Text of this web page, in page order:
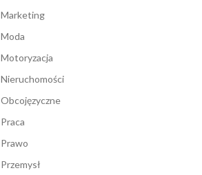
Marketing
Moda
Motoryzacja
Nieruchomości
Obcojęzyczne
Praca
Prawo
Przemysł